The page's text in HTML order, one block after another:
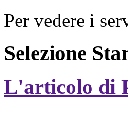
Per vedere i
Selezione
L'articolo di